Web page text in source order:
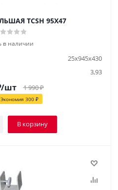
TCSH 95Х47
в наличии
25x945x430
3,93
/шт 1 990₽
Экономия 300 ₽
В корзину